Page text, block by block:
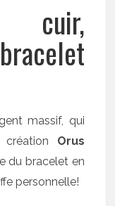
massif, qui
Orus
du bracelet en
personnelle!